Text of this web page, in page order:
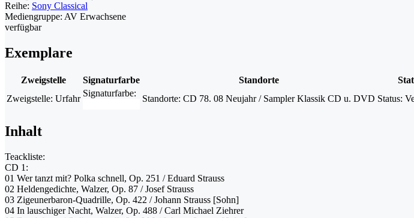
Reihe: Sony Classical
Mediengruppe: AV Erwachsene
verfügbar
Exemplare
Zweigstelle Signaturfarbe Standorte
Zweigstelle: Urfahr
Signaturfarbe:
Standorte: CD 78. 08 Neujahr / Sampler Klassik CD u. DVD Status:
Inhalt
Teackliste:
CD 1:
01 Wer tanzt mit? Polka schnell, Op. 251 / Eduard Strauss
02 Heldengedichte, Walzer, Op. 87 / Josef Strauss
03 Zigeunerbaron-Quadrille, Op. 422 / Johann Strauss [Sohn]
04 In lauschiger Nacht, Walzer, Op. 488 / Carl Michael Ziehrer